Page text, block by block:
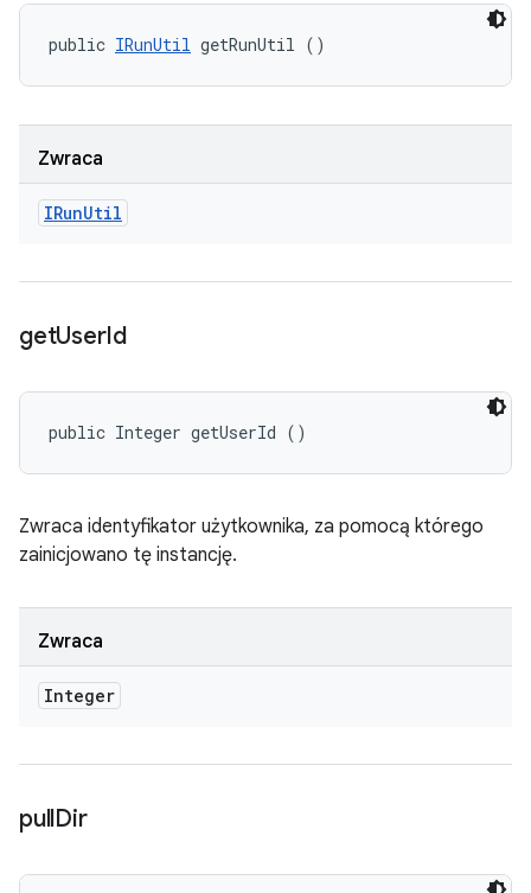
public IRunUtil getRunUtil ()
Zwraca
IRunUtil
getUserId
public Integer getUserId ()
Zwraca identyfikator użytkownika, za pomocą którego
zainicjowano tę instancję.
Zwraca
Integer
pullDir